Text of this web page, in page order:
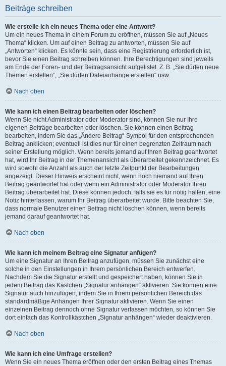
Beiträge schreiben
Wie erstelle ich ein neues Thema oder eine Antwort?
Um ein neues Thema in einem Forum zu eröffnen, müssen Sie auf „Neues
Thema“ klicken. Um auf einen Beitrag zu antworten, müssen Sie auf
„Antworten“ klicken. Es könnte sein, dass eine Registrierung erforderlich ist,
bevor Sie einen Beitrag schreiben können. Ihre Berechtigungen sind jeweils
am Ende der Foren- und der Beitragsansicht aufgelistet. Z. B. „Sie dürfen neue
Themen erstellen“, „Sie dürfen Dateianhänge erstellen“ usw.
Nach oben
Wie kann ich einen Beitrag bearbeiten oder löschen?
Wenn Sie nicht Administrator oder Moderator sind, können Sie nur Ihre
eigenen Beiträge bearbeiten oder löschen. Sie können einen Beitrag
bearbeiten, indem Sie das „Ändere Beitrag“-Symbol für den entsprechenden
Beitrag anklicken; eventuell ist dies nur für einen begrenzten Zeitraum nach
seiner Erstellung möglich. Wenn bereits jemand auf Ihren Beitrag geantwortet
hat, wird Ihr Beitrag in der Themenansicht als überarbeitet gekennzeichnet. Es
wird sowohl die Anzahl als auch der letzte Zeitpunkt der Bearbeitungen
angezeigt. Dieser Hinweis erscheint nicht, wenn noch niemand auf Ihren
Beitrag geantwortet hat oder wenn ein Administrator oder Moderator Ihren
Beitrag überarbeitet hat. Diese können jedoch, falls sie es für nötig halten, eine
Notiz hinterlassen, warum Ihr Beitrag überarbeitet wurde. Bitte beachten Sie,
dass normale Benutzer einen Beitrag nicht löschen können, wenn bereits
jemand darauf geantwortet hat.
Nach oben
Wie kann ich meinem Beitrag eine Signatur anfügen?
Um eine Signatur an Ihren Beitrag anzufügen, müssen Sie zunächst eine
solche in den Einstellungen in Ihrem persönlichen Bereich entwerfen.
Nachdem Sie die Signatur erstellt und gespeichert haben, können Sie in
jedem Beitrag das Kästchen „Signatur anhängen“ aktivieren. Sie können eine
Signatur auch hinzufügen, indem Sie in Ihrem persönlichen Bereich das
standardmäßige Anhängen Ihrer Signatur aktivieren. Wenn Sie einen
einzelnen Beitrag dennoch ohne Signatur verfassen möchten, so können Sie
dort einfach das Kontrollkästchen „Signatur anhängen“ wieder deaktivieren.
Nach oben
Wie kann ich eine Umfrage erstellen?
Wenn Sie ein neues Thema eröffnen oder den ersten Beitrag eines Themas